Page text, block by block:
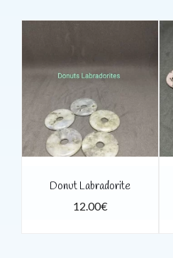
Donut Labradorite
12.00€